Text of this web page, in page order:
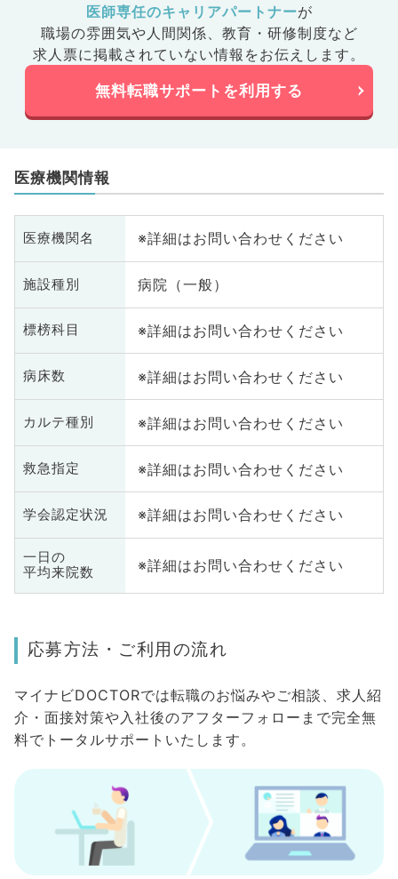
医師専任のキャリアパートナーが
職場の雰囲気や人間関係、 教育・研修制度など
求人票に掲載されていない情報をお伝えします。
無料転職サポートを利用する
医療機関情報
医療機関名 ※詳細はお問い合わせください
施設種別 病院（一般）
標榜科目 ※詳細はお問い合わせください
病床数 ※詳細はお問い合わせください
カルテ種別 ※詳細はお問い合わせください
救急指定 ※詳細はお問い合わせください
学会認定状況 ※詳細はお問い合わせください
一日の
平均来院数
※詳細はお問い合わせください
応募方法・ご利用の流れ
マイナビDOCTORでは転職のお悩みやご相談、求人紹
介・面接対策や入社後のアフターフォローまで完全無
料でトータルサポートいたします。